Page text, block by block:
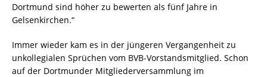
Dortmund sind höher zu bewerten als fünf Jahre in
Gelsenkirchen.“
Immer wieder kam es in der jüngeren Vergangenheit zu
unkollegialen Sprüchen vom BVB-Vorstandsmitglied. Schon
auf der Dortmunder Mitgliederversammlung im